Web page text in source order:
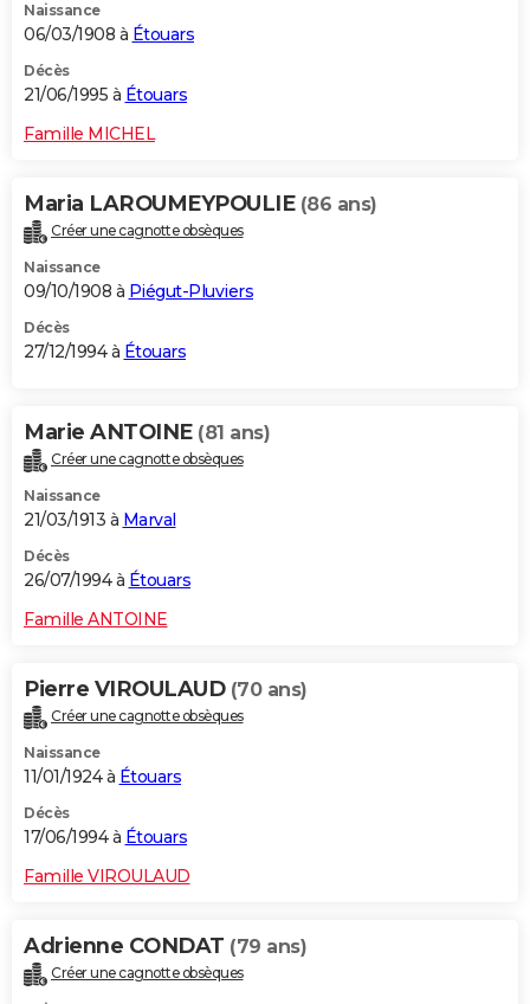
Naissance
06/03/1908 à Étouars
Décès
21/06/1995 à Étouars
Famille MICHEL
Maria LAROUMEYPOULIE (86 ans)
Créer une cagnotte obsèques
Naissance
09/10/1908 à Piégut-Pluviers
Décès
27/12/1994 à Étouars
Marie ANTOINE (81 ans)
Créer une cagnotte obsèques
Naissance
21/03/1913 à Marval
Décès
26/07/1994 à Étouars
Famille ANTOINE
Pierre VIROULAUD (70 ans)
Créer une cagnotte obsèques
Naissance
11/01/1924 à Étouars
Décès
17/06/1994 à Étouars
Famille VIROULAUD
Adrienne CONDAT (79 ans)
Créer une cagnotte obsèques